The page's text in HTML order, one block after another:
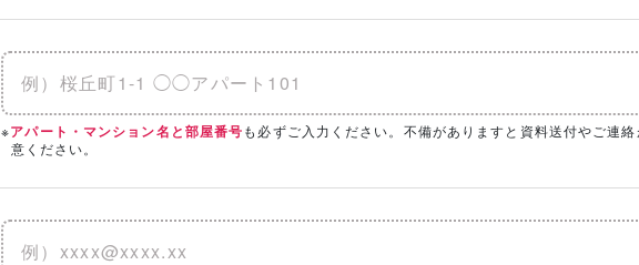
※アパート・マンション名と部屋番号も必ずご入力ください。不備がありますと資料送付やご連
意ください。